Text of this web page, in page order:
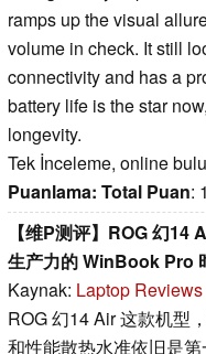
ramps up the visual
volume in check. It still
connectivity and has a
battery life is the star
longevity.
Tek İnceleme, online
Puanlama: Total Puan:
【维P测评】ROG 幻14
生产力的 WinBook Pro
Kaynak: Laptop Reviews
ROG 幻14 Air 这款机型
和性能散热水准依旧是